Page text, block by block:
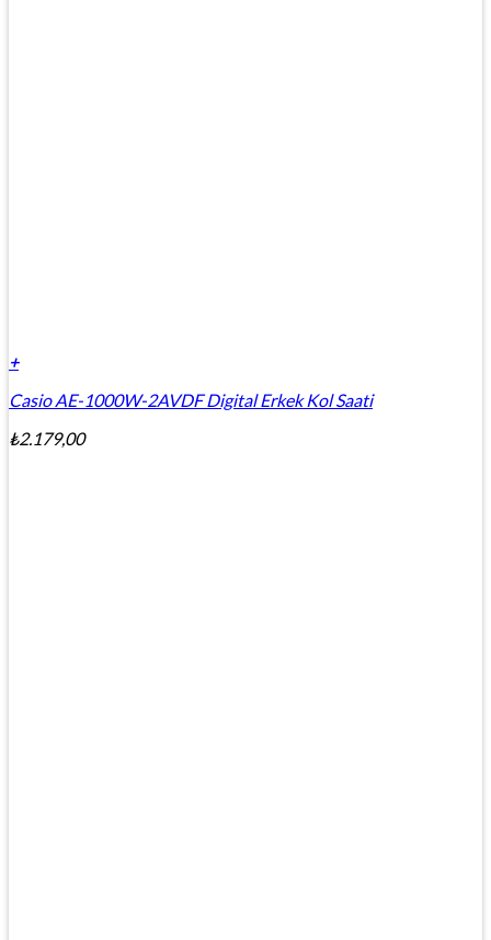
+
Casio AE-1000W-2AVDF Digital Erkek Kol Saati
₺2.179,00